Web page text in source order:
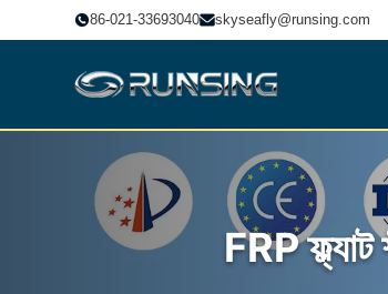
86-021-33693040 skyseafly@runsing.com
FRP ফ্ল্যাট